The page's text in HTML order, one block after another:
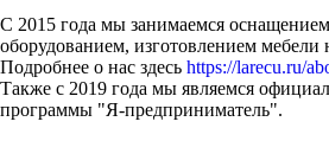
С 2015 года мы занимаемся
оборудованием, изготовлением мебели
Подробнее о нас здесь https://larecu.ru/
Также с 2019 года мы являемся
программы "Я-предприниматель".